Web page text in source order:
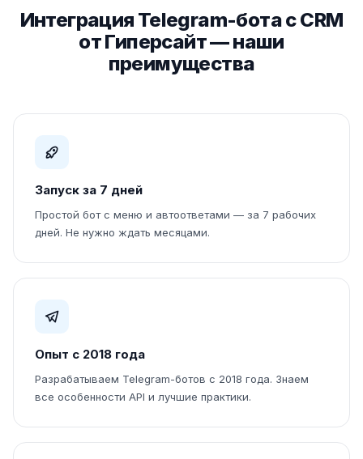
Интеграция Telegram-бота с CRM
от Гиперсайт — наши
преимущества
Запуск за 7 дней
Простой бот с меню и автоответами — за 7 рабочих
дней. Не нужно ждать месяцами.
Опыт с 2018 года
Разрабатываем Telegram-ботов с 2018 года. Знаем
все особенности API и лучшие практики.